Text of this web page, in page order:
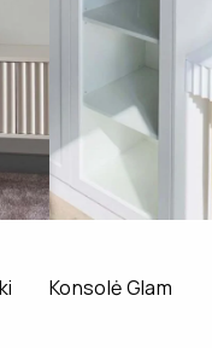
Konsolė Glam